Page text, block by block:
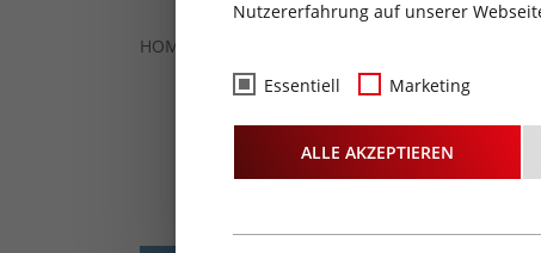
HOME
Nutzererfahrung auf unserer
Essentiell Marketing
ALLE AKZEPTIEREN